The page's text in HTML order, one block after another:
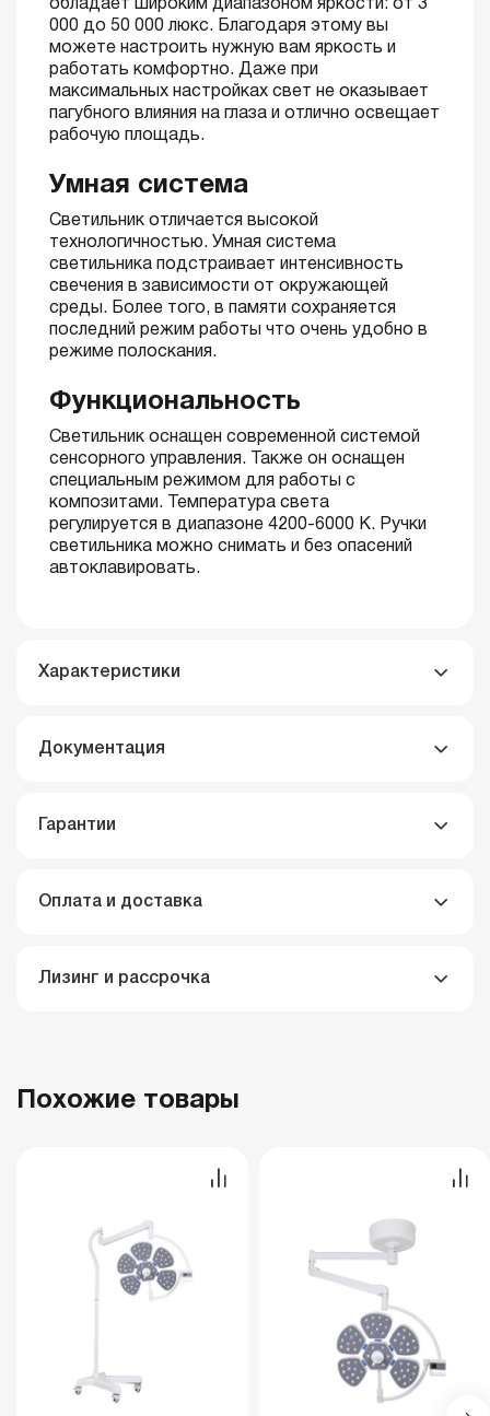
обладает широким диапазоном яркости: от 3
000 до 50 000 люкс. Благодаря этому вы
можете настроить нужную вам яркость и
работать комфортно. Даже при
максимальных настройках свет не оказывает
пагубного влияния на глаза и отлично освещает
рабочую площадь.
Умная система
Светильник отличается высокой
технологичностью. Умная система
светильника подстраивает интенсивность
свечения в зависимости от окружающей
среды. Более того, в памяти сохраняется
последний режим работы что очень удобно в
режиме полоскания.
Функциональность
Светильник оснащен современной системой
сенсорного управления. Также он оснащен
специальным режимом для работы с
композитами. Температура света
регулируется в диапазоне 4200-6000 К. Ручки
светильника можно снимать и без опасений
автоклавировать.
Характеристики
Документация
Гарантии
Оплата и доставка
Лизинг и рассрочка
Похожие товары